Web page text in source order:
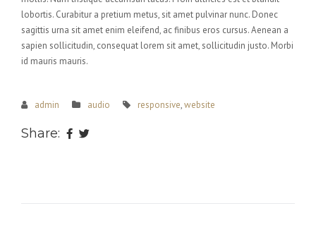
lobortis. Curabitur a pretium metus, sit amet pulvinar nunc. Donec
sagittis urna sit amet enim eleifend, ac finibus eros cursus. Aenean a
sapien sollicitudin, consequat lorem sit amet, sollicitudin justo. Morbi
id mauris mauris.
admin audio responsive,website
Share: